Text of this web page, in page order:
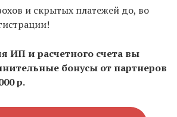
и скрытых платежей до, во
ИП и расчетного счета вы
бонусы от партнеров
р.